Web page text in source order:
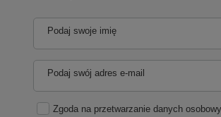
Podaj swoje imię
Podaj swój adres e-mail
Zgoda na przetwarzanie danych